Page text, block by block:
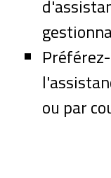
ou par